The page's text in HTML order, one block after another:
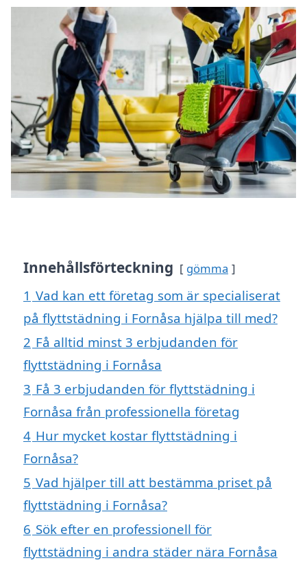
Innehållsförteckning gömma
1 Vad kan ett företag som är specialiserat
på flyttstädning i Fornåsa hjälpa till med?
2 Få alltid minst 3 erbjudanden för
flyttstädning i Fornåsa
3 Få 3 erbjudanden för flyttstädning i
Fornåsa från professionella företag
4 Hur mycket kostar flyttstädning i
Fornåsa?
5 Vad hjälper till att bestämma priset på
flyttstädning i Fornåsa?
6 Sök efter en professionell för
flyttstädning i andra städer nära Fornåsa